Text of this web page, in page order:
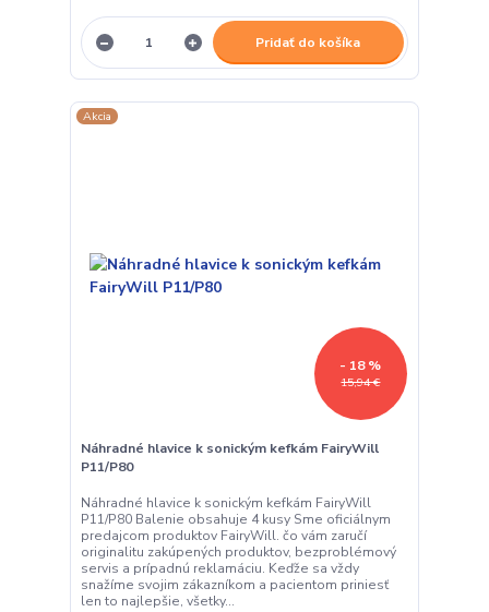
Pridať do košíka
Akcia
15,94 €
- 18 %
Náhradné hlavice k sonickým kefkám FairyWill
P11/P80
Náhradné hlavice k sonickým kefkám FairyWill
P11/P80 Balenie obsahuje 4 kusy Sme oficiálnym
predajcom produktov FairyWill. čo vám zaručí
originalitu zakúpených produktov, bezproblémový
servis a prípadnú reklamáciu. Keďže sa vždy
snažíme svojim zákazníkom a pacientom priniesť
len to najlepšie, všetky...